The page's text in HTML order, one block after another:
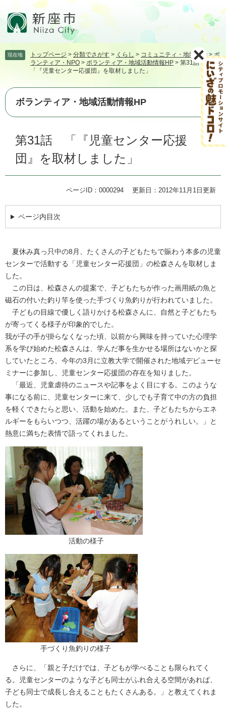
頭飛
て
文
現在地 トップページ > 分類でさがす > くらし > コミュニティ・地域活動 >ボ
ランティア・NPO > ボランティア・地域活動情報HP > 第31話
「『児童センター応援団』を取材しました」
ボランティア・地域活動情報HP
第31話 「『児童センター応援
団』を取材しました」
ページID：0000294 更新日：2012年11月1日更新
ページ内目次
夏休み真っ只中の8月、たくさんの子どもたちで賑わう本多の児童
センターで活動する「児童センター応援団」の松森さんを取材しま
した。
この日は、松森さんの提案で、子どもたちが作った画用紙の魚と
磁石の付いた釣り竿を使った手づくり魚釣りが行われていました。
子どもの目線で優しく語りかける松森さんに、自然と子どもたち
が寄ってくる様子が印象的でした。
我が子の手が掛らなくなった頃、以前から興味を持っていた心理学
系を学び始めた松森さんは、学んだ事を生かせる場所はないかと探
していたところ、今年の3月に立教大学で開催された地域デビューセ
ミナーに参加し、児童センター応援団の存在を知りました。
「最近、児童虐待のニュースや記事をよく目にする。このような
事になる前に、児童センターに来て、少しでも子育て中の方の負担
を軽くできたらと思い、活動を始めた。また、子どもたちからエネ
ルギーをもらいつつ、活躍の場があるということがうれしい。」と
熱意に満ちた表情で語ってくれました。
活動の様子
手づくり魚釣りの様子
さらに、「親と子だけでは、子どもが学べることも限られてく
る。児童センターのような子ども同士がふれ合える空間があれば、
子ども同士で成長し合えることもたくさんある。」と教えてくれま
した。